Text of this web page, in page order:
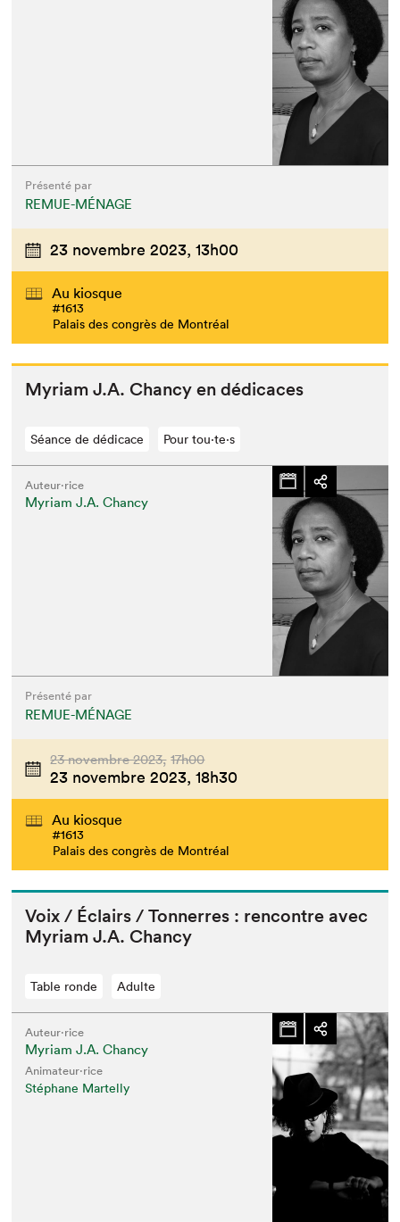
Présenté par
REMUE-MÉNAGE
23 novembre 2023, 13h00
Au kiosque
#1613
Palais des congrès de Montréal
Myr­i­am J.A. Chancy en dédicaces
Séance de dédicace Pour tou⋅te⋅s
Auteur·rice
Myriam J.A. Chancy
Présenté par
REMUE-MÉNAGE
23 novembre 2023, 17h00
23 novembre 2023, 18h30
Au kiosque
#1613
Palais des congrès de Montréal
Voix / Éclairs / Ton­nerres : ren­con­tre avec
Myr­i­am J.A. Chancy
Table ronde Adulte
Auteur·rice
Myriam J.A. Chancy
Animateur⋅rice
Stéphane Martelly